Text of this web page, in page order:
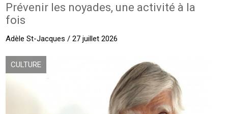
Prévenir les noyades, une activité à la
fois
Adèle St-Jacques / 27 juillet 2026
CULTURE